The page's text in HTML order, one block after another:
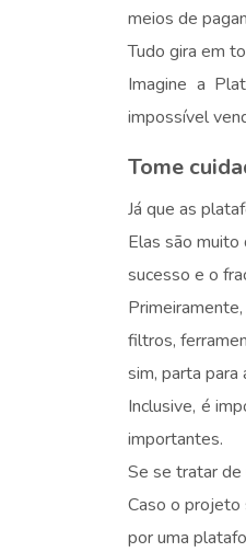
meios de
Tudo gira em
Imagine a
impossível
Tome
Já que as
Elas são
sucesso e o
filtros,
sim, parta para
Inclusive, é
importantes.
Se se tratar de
Caso o projeto
por uma